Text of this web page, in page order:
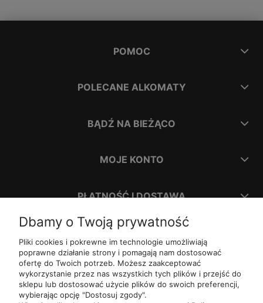
POMOC
POLECANE ALKOMATY
BĄDŹ NA BIEŻĄCO
MOJE KONTO
PŁATNOŚĆ I DOSTAWA
INFORMACJE
O NAS
ul.Romana Dmowskiego 1,
Dbamy o Twoją prywatność
Pliki cookies i pokrewne im technologie umożliwiają
poprawne działanie strony i pomagają nam dostosować
ofertę do Twoich potrzeb. Możesz zaakceptować
wykorzystanie przez nas wszystkich tych plików i przejść do
sklepu lub dostosować użycie plików do swoich preferencji,
wybierając opcję "Dostosuj zgody".